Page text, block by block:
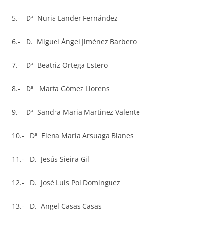
5.- Dª Nuria Lander Fernández
6.- D. Miguel Ángel Jiménez Barbero
7.- Dª Beatriz Ortega Estero
8.- Dª Marta Gómez Llorens
9.- Dª Sandra Maria Martinez Valente
10.- Dª Elena María Arsuaga Blanes
11.- D. Jesús Sieira Gil
12.- D. José Luis Poi Dominguez
13.- D. Angel Casas Casas